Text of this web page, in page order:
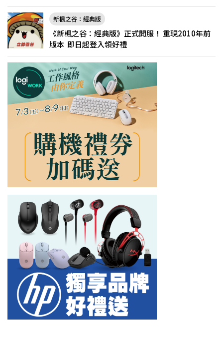
新楓之谷：經典版
《新楓之谷：經典版》正式開服！ 重現2010年前
版本 即日起登入領好禮